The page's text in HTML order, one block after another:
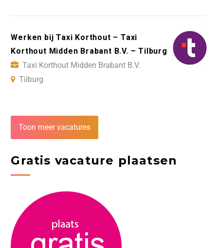
Werken bij Taxi Korthout – Taxi
Korthout Midden Brabant B.V. – Tilburg
Taxi Korthout Midden Brabant B.V.
Tilburg
Toon meer vacatures
Gratis vacature plaatsen